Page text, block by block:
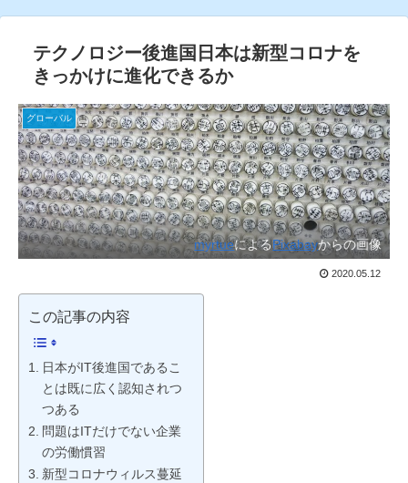
テクノロジー後進国日本は新型コロナを
きっかけに進化できるか
グローバル
myrtueによるPixabayからの画像
2020.05.12
この記事の内容
日本がIT後進国であるこ
とは既に広く認知されつ
つある
問題はITだけでない企業
の労働慣習
新型コロナウィルス蔓延